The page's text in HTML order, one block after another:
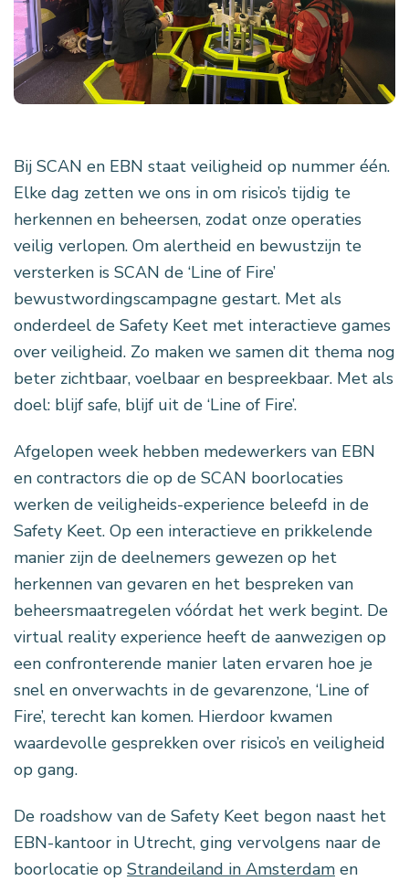
Bij SCAN en EBN staat veiligheid op nummer één.
Elke dag zetten we ons in om risico’s tijdig te
herkennen en beheersen, zodat onze operaties
veilig verlopen. Om alertheid en bewustzijn te
versterken is SCAN de ‘Line of Fire’
bewustwordingscampagne gestart. Met als
onderdeel de Safety Keet met interactieve games
over veiligheid. Zo maken we samen dit thema nog
beter zichtbaar, voelbaar en bespreekbaar. Met als
doel: blijf safe, blijf uit de ‘Line of Fire’.
Afgelopen week hebben medewerkers van EBN
en contractors die op de SCAN boorlocaties
werken de veiligheids-experience beleefd in de
Safety Keet. Op een interactieve en prikkelende
manier zijn de deelnemers gewezen op het
herkennen van gevaren en het bespreken van
beheersmaatregelen vóórdat het werk begint. De
virtual reality experience heeft de aanwezigen op
een confronterende manier laten ervaren hoe je
snel en onverwachts in de gevarenzone, ‘Line of
Fire’, terecht kan komen. Hierdoor kwamen
waardevolle gesprekken over risico’s en veiligheid
op gang.
De roadshow van de Safety Keet begon naast het
EBN-kantoor in Utrecht, ging vervolgens naar de
boorlocatie op Strandeiland in Amsterdam en